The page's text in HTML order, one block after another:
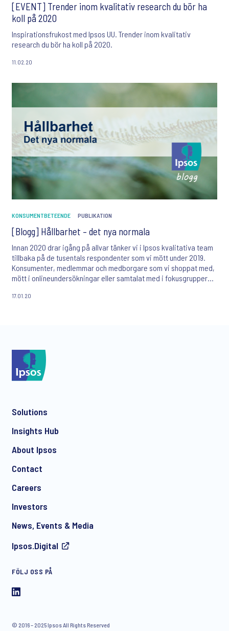
[EVENT] Trender inom kvalitativ research du bör ha
koll på 2020
Inspirationsfrukost med Ipsos UU. Trender inom kvalitativ
research du bör ha koll på 2020.
11.02.20
KONSUMENTBETEENDE PUBLIKATION
[Blogg] Hållbarhet – det nya normala
Innan 2020 drar igång på allvar tänker vi i Ipsos kvalitativa team
tillbaka på de tusentals respondenter som vi mött under 2019.
Konsumenter, medlemmar och medborgare som vi shoppat med,
mött i onlineundersökningar eller samtalat med i fokusgrupper
hetaste fråga – hållbarhet.
17.01.20
Solutions
Insights Hub
About Ipsos
Contact
Careers
Investors
News, Events & Media
Ipsos.Digital
FÖLJ OSS PÅ
© 2016 – 2025 Ipsos All Rights Reserved